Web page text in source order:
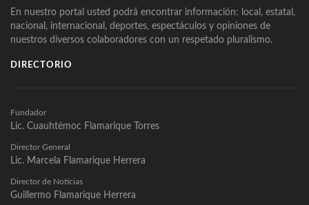
En nuestro portal usted podrá encontrar información: local, estatal,
nacional, internacional, deportes, espectáculos y opiniones de
nuestros diversos colaboradores con un respetado pluralismo.
DIRECTORIO
Fundador
Lic. Cuauhtémoc Flamarique Torres
Director General
Lic. Marcela Flamarique Herrera
Director de Noticias
Guillermo Flamarique Herrera